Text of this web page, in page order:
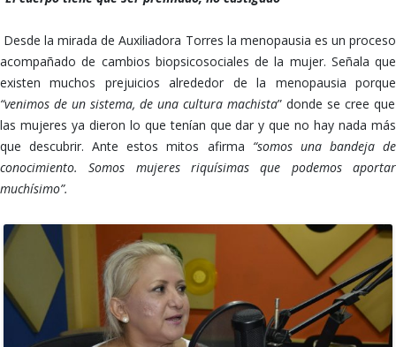
Desde la mirada de Auxiliadora Torres la menopausia es un proceso
acompañado de cambios biopsicosociales de la mujer. Señala que
existen muchos prejuicios alrededor de la menopausia porque
“venimos de un sistema, de una cultura machista” donde se cree que
las mujeres ya dieron lo que tenían que dar y que no hay nada más
que descubrir. Ante estos mitos afirma “somos una bandeja de
conocimiento. Somos mujeres riquísimas que podemos aportar
muchísimo”.